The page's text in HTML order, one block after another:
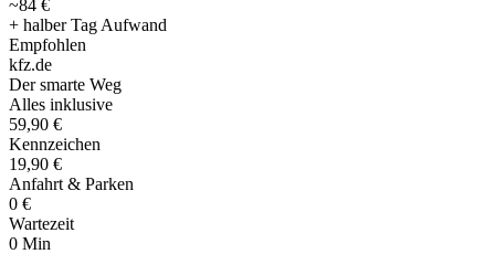
~84 €
+ halber Tag Aufwand
Empfohlen
kfz.de
Der smarte Weg
Alles inklusive
59,90 €
Kennzeichen
19,90 €
Anfahrt & Parken
0 €
Wartezeit
0 Min